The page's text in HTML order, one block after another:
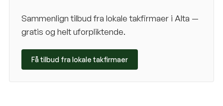
Sammenlign tilbud fra lokale takfirmaer i Alta —
gratis og helt uforpliktende.
Få tilbud fra lokale takfirmaer